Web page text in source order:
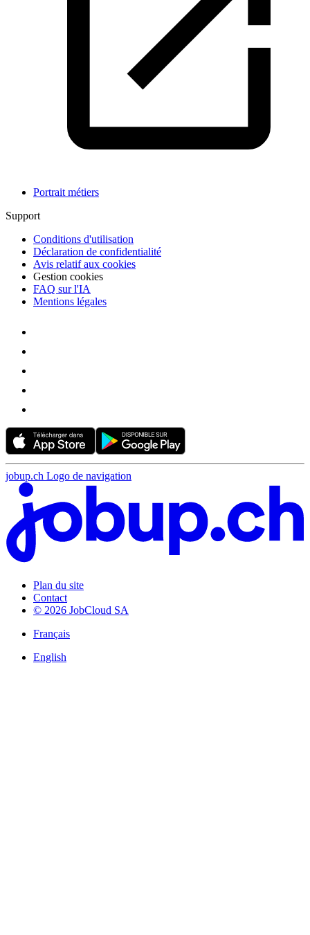
Portrait métiers
Support
Conditions d'utilisation
Déclaration de confidentialité
Avis relatif aux cookies
Gestion cookies
FAQ sur l'IA
Mentions légales
jobup.ch Logo de navigation
Plan du site
Contact
© 2026 JobCloud SA
Français
English